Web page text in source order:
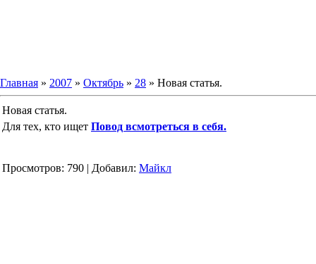
Главная » 2007 » Октябрь » 28 » Новая статья.
Новая статья.
Для тех, кто ищет Повод всмотреться в себя.
Просмотров: 790 | Добавил: Майкл